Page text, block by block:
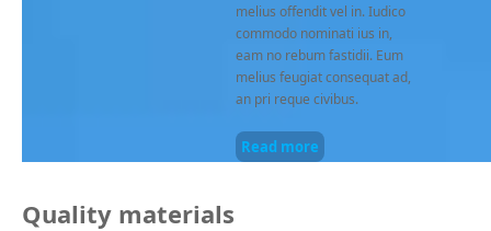
melius offendit vel in. Iudico
commodo nominati ius in,
eam no rebum fastidii. Eum
melius feugiat consequat ad,
an pri reque civibus.
Read more
Quality materials